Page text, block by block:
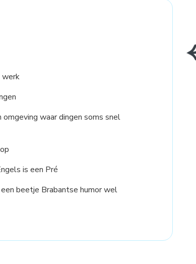
werk
waar dingen soms snel
is een Pré
beetje Brabantse humor wel